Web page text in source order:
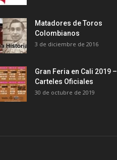
Matadores de Toros
Colombianos
3 de diciembre de 2016
Gran Feria en Cali 2019 –
Carteles Oficiales
30 de octubre de 2019